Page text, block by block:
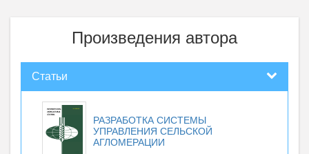
Произведения автора
Статьи
РАЗРАБОТКА СИСТЕМЫ
УПРАВЛЕНИЯ СЕЛЬСКОЙ
АГЛОМЕРАЦИИ